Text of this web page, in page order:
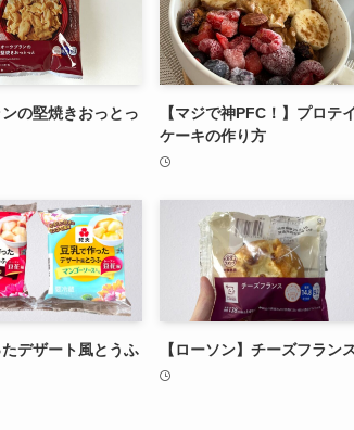
の堅焼きおっとっ
【マジで神PFC！】プロテ
ケーキの作り方
デザート風とうふ 【ローソン】チーズフラン